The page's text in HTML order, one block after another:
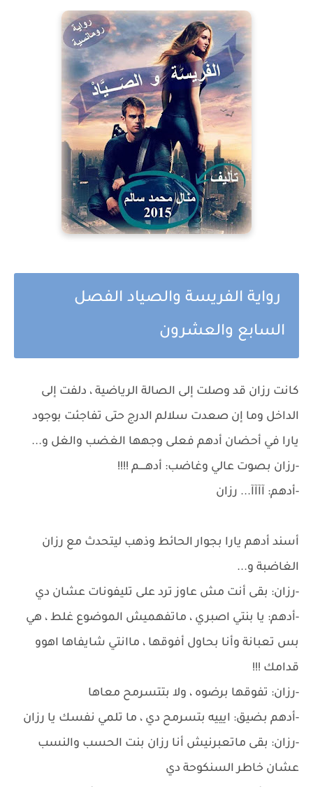
رواية الفريسة والصياد الفصل
السابع والعشرون
كانت رزان قد وصلت إلى الصالة الرياضية ، دلفت إلى
الداخل وما إن صعدت سلالم الدرج حتى تفاجئت بوجود
يارا في أحضان أدهم فعلى وجهها الغضب والغل و...
-رزان بصوت عالي وغاضب: أدهــــم !!!!
-أدهم: آآآآ... رزان
أسند أدهم يارا بجوار الحائط وذهب ليتحدث مع رزان
الغاضبة و...
-رزان: بقى أنت مش عاوز ترد على تليفونات عشان دي
-أدهم: يا بنتي اصبري ، ماتفهميش الموضوع غلط ، هي
بس تعبانة وأنا بحاول أفوقها ، ماانتي شايفاها اهوو
قدامك !!!
-رزان: تفوقها برضوه ، ولا بتتسرمح معاها
-أدهم بضيق: ايييه بتسرمح دي ، ما تلمي نفسك يا رزان
-رزان: بقى ماتعبرنيش أنا رزان بنت الحسب والنسب
عشان خاطر السنكوحة دي